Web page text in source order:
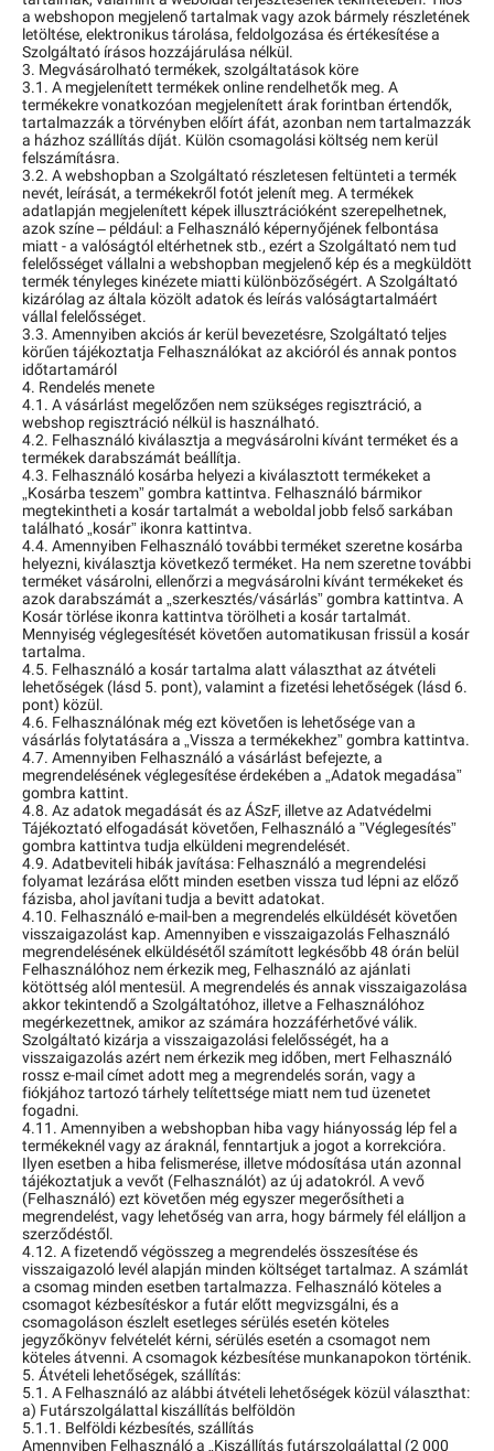
a webshopon megjelenő tartalmak vagy azok bármely részletének
letöltése, elektronikus tárolása, feldolgozása és értékesítése a
Szolgáltató írásos hozzájárulása nélkül.
3. Megvásárolható termékek, szolgáltatások köre
3.1. A megjelenített termékek online rendelhetők meg. A
termékekre vonatkozóan megjelenített árak forintban értendők,
tartalmazzák a törvényben előírt áfát, azonban nem tartalmazzák
a házhoz szállítás díját. Külön csomagolási költség nem kerül
felszámításra.
3.2. A webshopban a Szolgáltató részletesen feltünteti a termék
nevét, leírását, a termékekről fotót jelenít meg. A termékek
adatlapján megjelenített képek illusztrációként szerepelhetnek,
azok színe – például: a Felhasználó képernyőjének felbontása
miatt - a valóságtól eltérhetnek stb., ezért a Szolgáltató nem tud
felelősséget vállalni a webshopban megjelenő kép és a megküldött
termék tényleges kinézete miatti különbözőségért. A Szolgáltató
kizárólag az általa közölt adatok és leírás valóságtartalmáért
vállal felelősséget.
3.3. Amennyiben akciós ár kerül bevezetésre, Szolgáltató teljes
körűen tájékoztatja Felhasználókat az akcióról és annak pontos
időtartamáról
4. Rendelés menete
4.1. A vásárlást megelőzően nem szükséges regisztráció, a
webshop regisztráció nélkül is használható.
4.2. Felhasználó kiválasztja a megvásárolni kívánt terméket és a
termékek darabszámát beállítja.
4.3. Felhasználó kosárba helyezi a kiválasztott termékeket a
„Kosárba teszem” gombra kattintva. Felhasználó bármikor
megtekintheti a kosár tartalmát a weboldal jobb felső sarkában
található „kosár” ikonra kattintva.
4.4. Amennyiben Felhasználó további terméket szeretne kosárba
helyezni, kiválasztja következő terméket. Ha nem szeretne további
terméket vásárolni, ellenőrzi a megvásárolni kívánt termékeket és
azok darabszámát a „szerkesztés/vásárlás” gombra kattintva. A
Kosár törlése ikonra kattintva törölheti a kosár tartalmát.
Mennyiség véglegesítését követően automatikusan frissül a kosár
tartalma.
4.5. Felhasználó a kosár tartalma alatt választhat az átvételi
lehetőségek (lásd 5. pont), valamint a fizetési lehetőségek (lásd 6.
pont) közül.
4.6. Felhasználónak még ezt követően is lehetősége van a
vásárlás folytatására a „Vissza a termékekhez” gombra kattintva.
4.7. Amennyiben Felhasználó a vásárlást befejezte, a
megrendelésének véglegesítése érdekében a „Adatok megadása”
gombra kattint.
4.8. Az adatok megadását és az ÁSzF, illetve az Adatvédelmi
Tájékoztató elfogadását követően, Felhasználó a ”Véglegesítés”
gombra kattintva tudja elküldeni megrendelését.
4.9. Adatbeviteli hibák javítása: Felhasználó a megrendelési
folyamat lezárása előtt minden esetben vissza tud lépni az előző
fázisba, ahol javítani tudja a bevitt adatokat.
4.10. Felhasználó e-mail-ben a megrendelés elküldését követően
visszaigazolást kap. Amennyiben e visszaigazolás Felhasználó
megrendelésének elküldésétől számított legkésőbb 48 órán belül
Felhasználóhoz nem érkezik meg, Felhasználó az ajánlati
kötöttség alól mentesül. A megrendelés és annak visszaigazolása
akkor tekintendő a Szolgáltatóhoz, illetve a Felhasználóhoz
megérkezettnek, amikor az számára hozzáférhetővé válik.
Szolgáltató kizárja a visszaigazolási felelősségét, ha a
visszaigazolás azért nem érkezik meg időben, mert Felhasználó
rossz e-mail címet adott meg a megrendelés során, vagy a
fiókjához tartozó tárhely telítettsége miatt nem tud üzenetet
fogadni.
4.11. Amennyiben a webshopban hiba vagy hiányosság lép fel a
termékeknél vagy az áraknál, fenntartjuk a jogot a korrekcióra.
Ilyen esetben a hiba felismerése, illetve módosítása után azonnal
tájékoztatjuk a vevőt (Felhasználót) az új adatokról. A vevő
(Felhasználó) ezt követően még egyszer megerősítheti a
megrendelést, vagy lehetőség van arra, hogy bármely fél elálljon a
szerződéstől.
4.12. A fizetendő végösszeg a megrendelés összesítése és
visszaigazoló levél alapján minden költséget tartalmaz. A számlát
a csomag minden esetben tartalmazza. Felhasználó köteles a
csomagot kézbesítéskor a futár előtt megvizsgálni, és a
csomagoláson észlelt esetleges sérülés esetén köteles
jegyzőkönyv felvételét kérni, sérülés esetén a csomagot nem
köteles átvenni. A csomagok kézbesítése munkanapokon történik.
5. Átvételi lehetőségek, szállítás:
5.1. A Felhasználó az alábbi átvételi lehetőségek közül választhat:
a) Futárszolgálattal kiszállítás belföldön
5.1.1. Belföldi kézbesítés, szállítás
Amennyiben Felhasználó a „Kiszállítás futárszolgálattal (2 000